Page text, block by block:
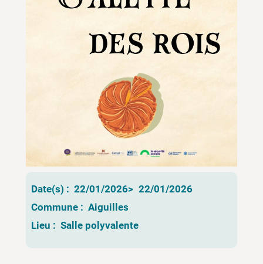
Date(s) : 22/01/2026> 22/01/2026
Commune : Aiguilles
Lieu : Salle polyvalente